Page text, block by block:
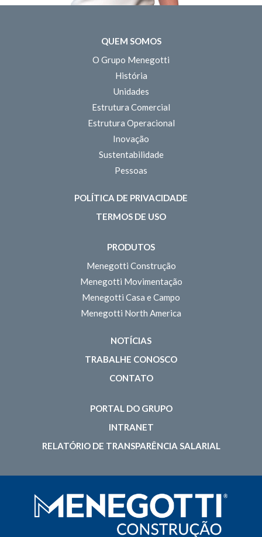
QUEM SOMOS
O Grupo Menegotti
História
Unidades
Estrutura Comercial
Estrutura Operacional
Inovação
Sustentabilidade
Pessoas
POLÍTICA DE PRIVACIDADE
TERMOS DE USO
PRODUTOS
Menegotti Construção
Menegotti Movimentação
Menegotti Casa e Campo
Menegotti North America
NOTÍCIAS
TRABALHE CONOSCO
CONTATO
PORTAL DO GRUPO
INTRANET
RELATÓRIO DE TRANSPARÊNCIA SALARIAL